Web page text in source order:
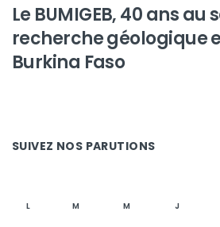
Le BUMIGEB, 40 ans au
recherche géologique
Burkina Faso
SUIVEZ NOS PARUTIONS
L M M J